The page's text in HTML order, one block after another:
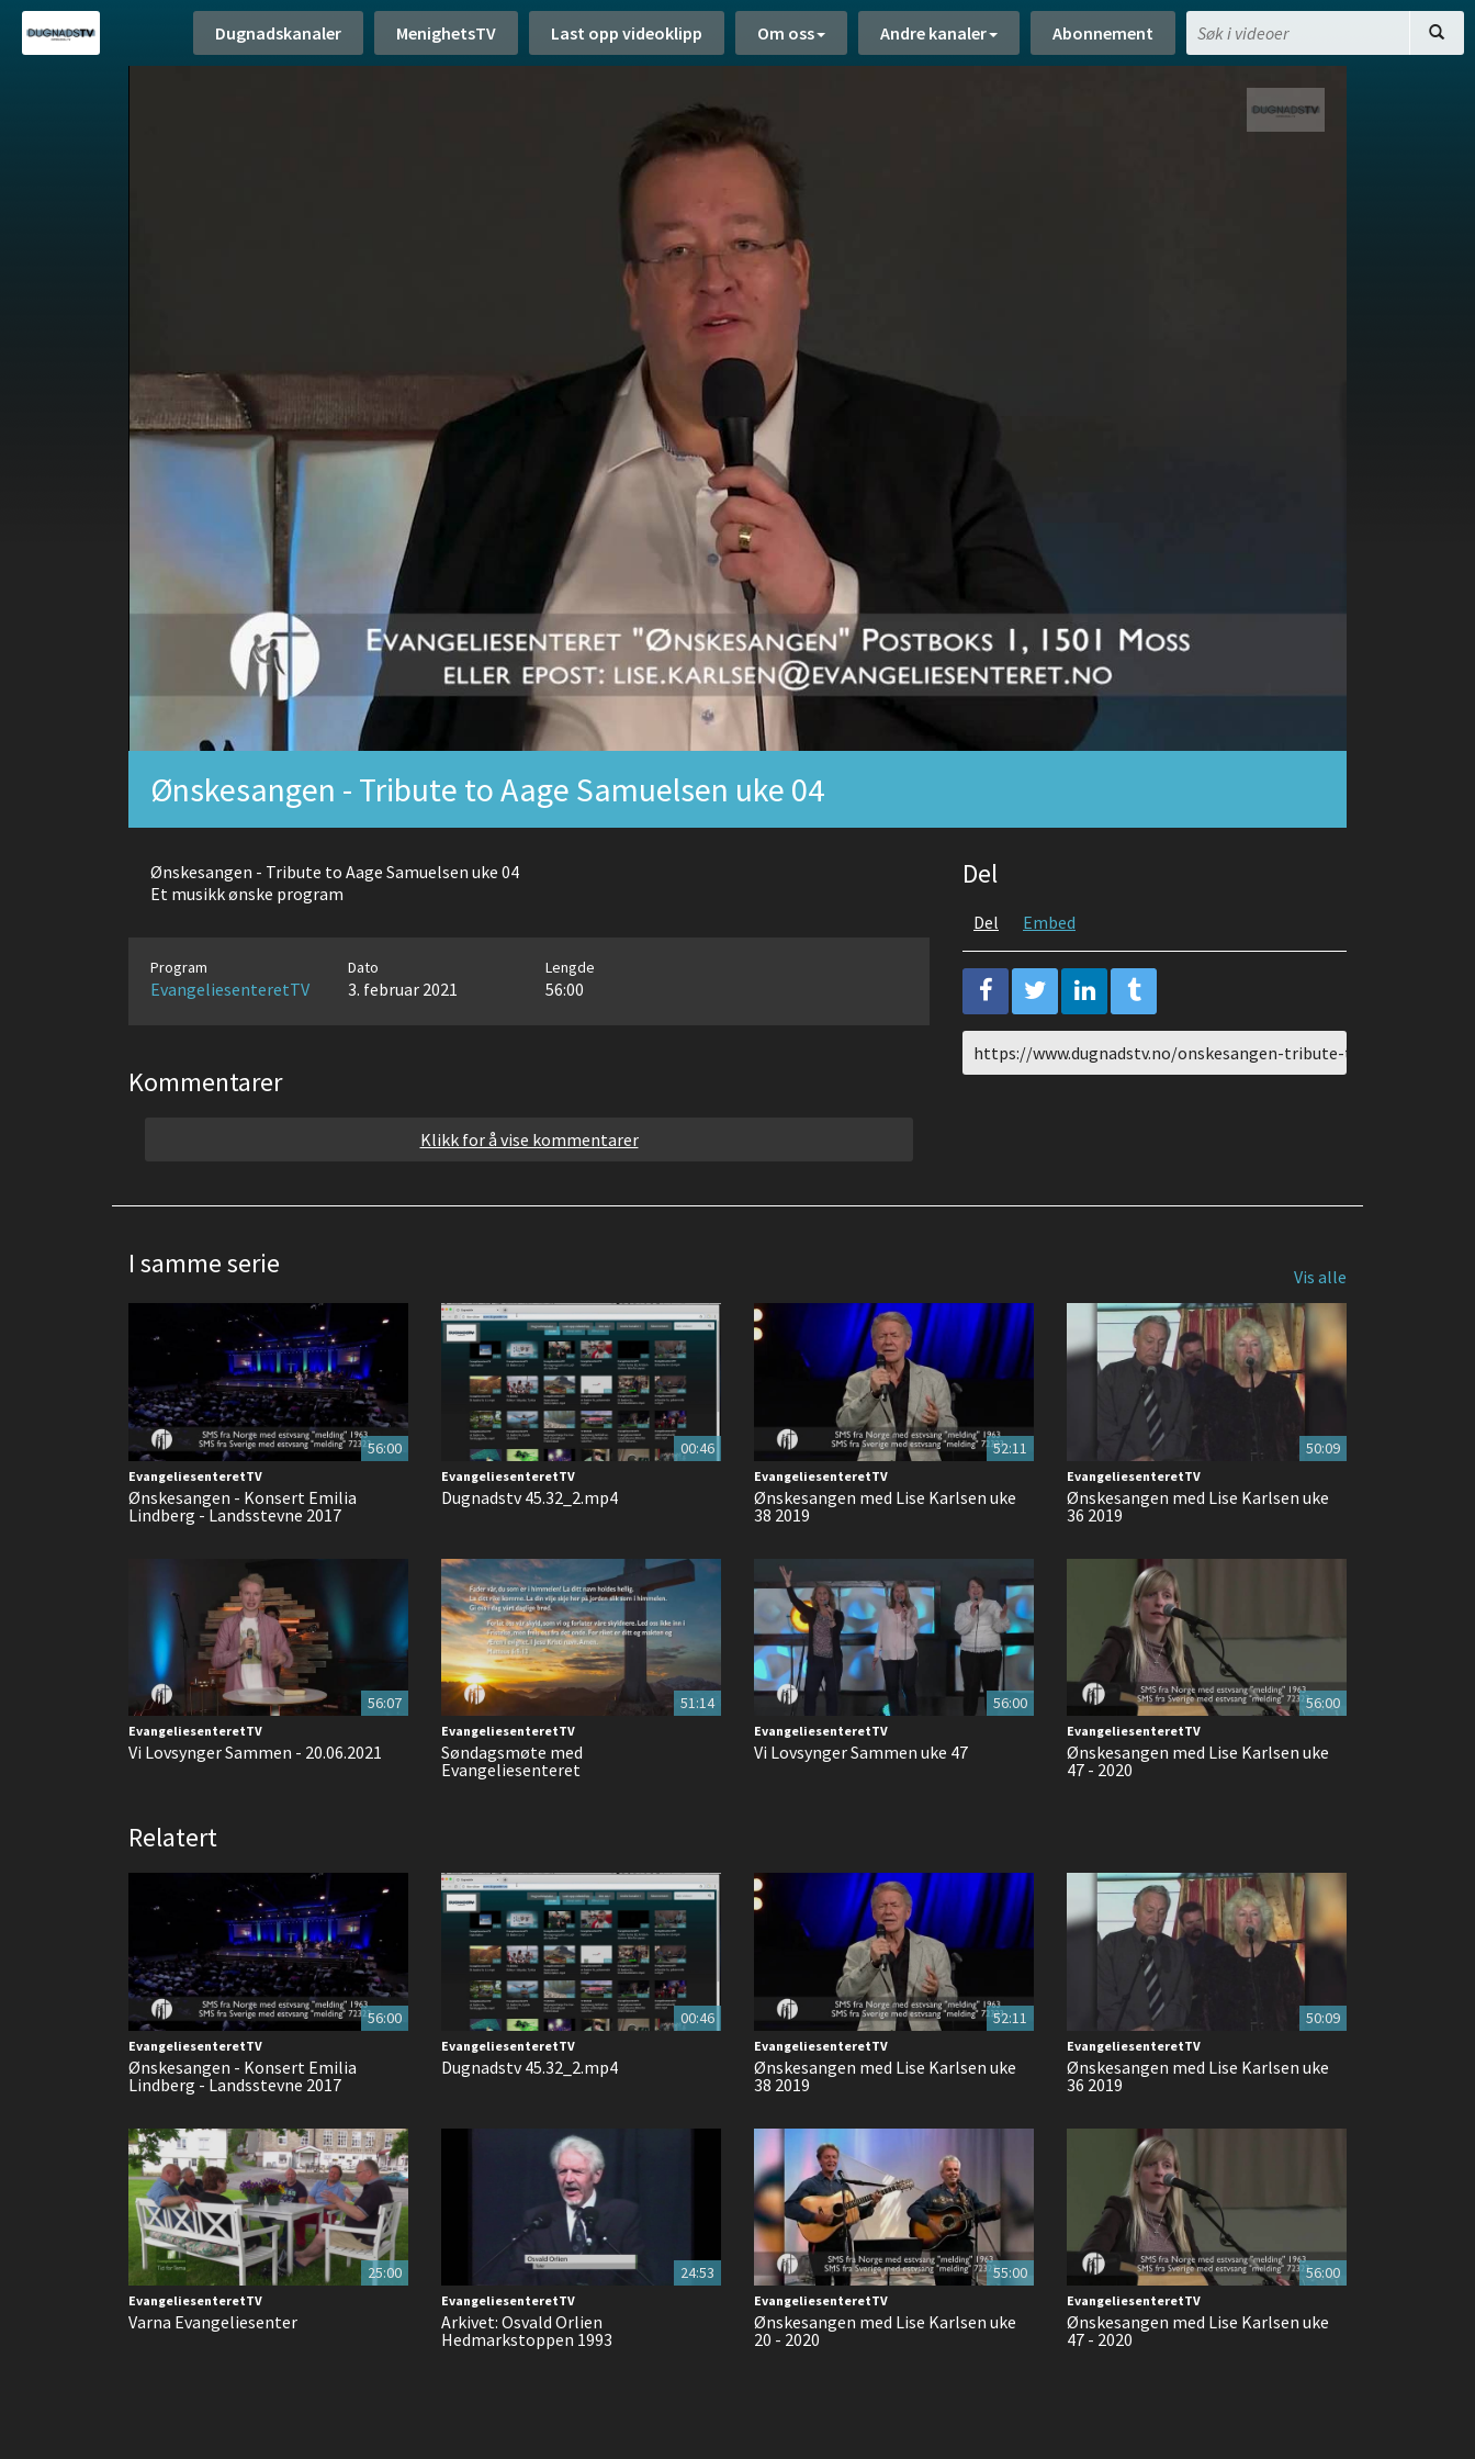
Dugnadskanaler MenighetsTV Last opp videoklipp Om oss Andre kanaler Abonnement
Ønskesangen - Tribute to Aage Samuelsen uke 04
Ønskesangen - Tribute to Aage Samuelsen uke 04
Et musikk ønske program
Program
EvangeliesenteretTV
Dato
3. februar 2021
Lengde
56:00
Kommentarer
Klikk for å vise kommentarer
Del
Del Embed
URL
to
I samme serie Vis alle
56:00
EvangeliesenteretTV
Ønskesangen - Konsert Emilia
Lindberg - Landsstevne 2017
00:46
EvangeliesenteretTV
Dugnadstv 45.32_2.mp4
52:11
EvangeliesenteretTV
Ønskesangen med Lise Karlsen uke
38 2019
50:09
EvangeliesenteretTV
Ønskesangen med Lise Karlsen uke
36 2019
56:07
EvangeliesenteretTV
Vi Lovsynger Sammen - 20.06.2021
51:14
EvangeliesenteretTV
Søndagsmøte med
Evangeliesenteret
56:00
EvangeliesenteretTV
Vi Lovsynger Sammen uke 47
56:00
EvangeliesenteretTV
Ønskesangen med Lise Karlsen uke
47 - 2020
Relatert
56:00
EvangeliesenteretTV
Ønskesangen - Konsert Emilia
Lindberg - Landsstevne 2017
00:46
EvangeliesenteretTV
Dugnadstv 45.32_2.mp4
52:11
EvangeliesenteretTV
Ønskesangen med Lise Karlsen uke
38 2019
50:09
EvangeliesenteretTV
Ønskesangen med Lise Karlsen uke
36 2019
25:00
EvangeliesenteretTV
Varna Evangeliesenter
24:53
EvangeliesenteretTV
Arkivet: Osvald Orlien
Hedmarkstoppen 1993
55:00
EvangeliesenteretTV
Ønskesangen med Lise Karlsen uke
20 - 2020
56:00
EvangeliesenteretTV
Ønskesangen med Lise Karlsen uke
47 - 2020